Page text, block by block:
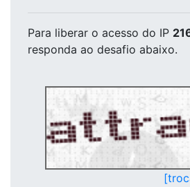
Para liberar o acesso do IP
responda ao desafio abaixo.